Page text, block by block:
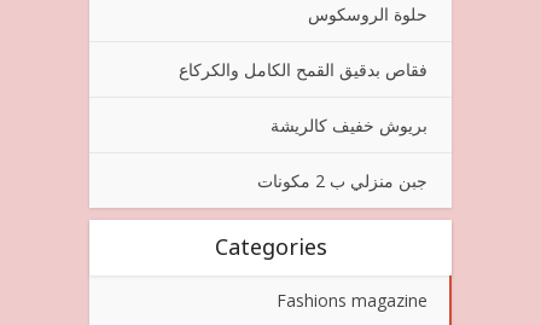
حلوة الروسكوس
فقاص بدقيق القمح الكامل والكركاع
بريوش خفيف كالريشة
جبن منزلي ب 2 مكونات
Categories
Fashions magazine